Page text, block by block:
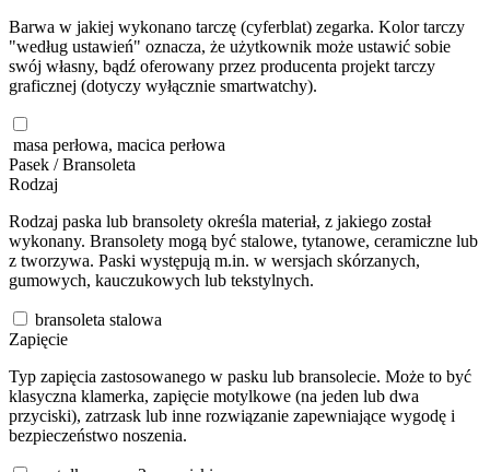
Barwa w jakiej wykonano tarczę (cyferblat) zegarka. Kolor tarczy
"według ustawień" oznacza, że użytkownik może ustawić sobie
swój własny, bądź oferowany przez producenta projekt tarczy
graficznej (dotyczy wyłącznie smartwatchy).
masa perłowa, macica perłowa
Pasek / Bransoleta
Rodzaj
Rodzaj paska lub bransolety określa materiał, z jakiego został
wykonany. Bransolety mogą być stalowe, tytanowe, ceramiczne lub
z tworzywa. Paski występują m.in. w wersjach skórzanych,
gumowych, kauczukowych lub tekstylnych.
bransoleta stalowa
Zapięcie
Typ zapięcia zastosowanego w pasku lub bransolecie. Może to być
klasyczna klamerka, zapięcie motylkowe (na jeden lub dwa
przyciski), zatrzask lub inne rozwiązanie zapewniające wygodę i
bezpieczeństwo noszenia.